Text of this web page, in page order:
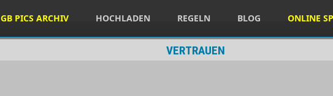
GB PICS ARCHIV HOCHLADEN REGELN BLOG ONLINE
VERTRAUEN